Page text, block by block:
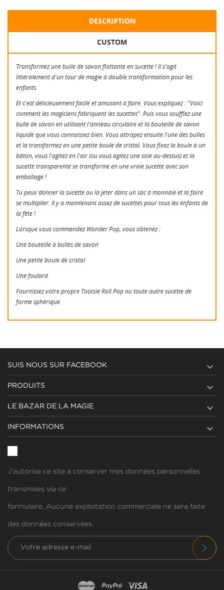
DESCRIPTION
CUSTOM
Transformez une bulle de savon flottante en sucette ! Il s'agit
littéralement d'un tour de magie à double transformation pour les
enfants.
Et c'est délicieusement facile et amusant à faire. Vous expliquez : "Voici
comment les magiciens fabriquent les sucettes". Puis vous soufflez une
bulle de savon en utilisant l'anneau circulaire et la bouteille de savon
liquide que vous connaissez bien. Vous attrapez ensuite l'une des bulles
et la transformez en une petite boule de cristal. Vous fixez la boule à un
bâton, vous l'agitez en l'air (ou vous agitez une soie au-dessus) et la
sucette transparente se transforme en une vraie sucette avec son
emballage !
Tu peux donner la sucette ou la jeter dans un sac à monnaie et la faire
se multiplier. Il y a maintenant assez de sucettes pour tous les enfants de
la fête !
Lorsque vous commandez Wonder Pop, vous obtenez :
Une bouteille à bulles de savon
Une petite boule de cristal
Une foulard
Fournissez votre propre Tootsie Roll Pop ou toute autre sucette de
forme sphérique.
SUIS NOUS SUR FACEBOOK 
PRODUITS 
LE BAZAR DE LA MAGIE 
INFORMATIONS 
J'autorise ce site à conserver mes données personnelles
transmises via ce
formulaire. Aucune exploitation commerciale ne sera faite
des données conservées.